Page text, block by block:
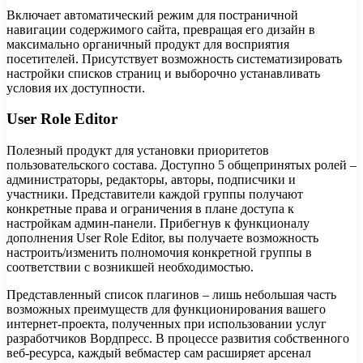
Включает автоматический режим для постраничной
навигации содержимого сайта, превращая его дизайн в
максимально органичный продукт для восприятия
посетителей. Присутствует возможность систематизировать
настройки списков страниц и выборочно устанавливать
условия их доступности.
User Role Editor
Полезный продукт для установки приоритетов
пользовательского состава. Доступно 5 общепринятых ролей –
администраторы, редакторы, авторы, подписчики и
участники. Представители каждой группы получают
конкретные права и ограничения в плане доступа к
настройкам админ-панели. Прибегнув к функционалу
дополнения User Role Editor, вы получаете возможность
настроить/изменить полномочия конкретной группы в
соответствии с возникшей необходимостью.
Представленный список плагинов – лишь небольшая часть
возможных преимуществ для функционирования вашего
интернет-проекта, полученных при использовании услуг
разработчиков Вордпресс. В процессе развития собственного
веб-ресурса, каждый вебмастер сам расширяет арсенал